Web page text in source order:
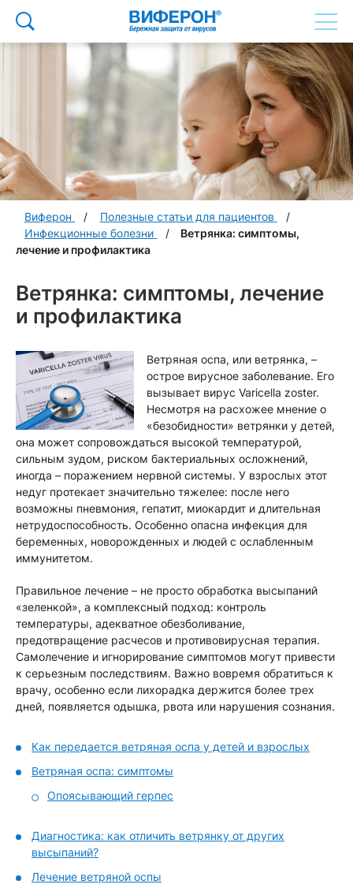
Виферон
Полезные статьи для пациентов
Инфекционные болезни
Ветрянка: симптомы,
лечение и профилактика
Ветрянка: симптомы, лечение
и профилактика
Ветряная оспа, или ветрянка, –
острое вирусное заболевание. Его
вызывает вирус Varicella zoster.
Несмотря на расхожее мнение о
«безобидности» ветрянки у детей,
она может сопровождаться высокой температурой,
сильным зудом, риском бактериальных осложнений,
иногда – поражением нервной системы. У взрослых этот
недуг протекает значительно тяжелее: после него
возможны пневмония, гепатит, миокардит и длительная
нетрудоспособность. Особенно опасна инфекция для
беременных, новорожденных и людей с ослабленным
иммунитетом.
Правильное лечение – не просто обработка высыпаний
«зеленкой», а комплексный подход: контроль
температуры, адекватное обезболивание,
предотвращение расчесов и противовирусная терапия.
Самолечение и игнорирование симптомов могут привести
к серьезным последствиям. Важно вовремя обратиться к
врачу, особенно если лихорадка держится более трех
дней, появляется одышка, рвота или нарушения сознания.
Как передается ветряная оспа у детей и взрослых
Ветряная оспа: симптомы
Опоясывающий герпес
Диагностика: как отличить ветрянку от других
высыпаний?
Лечение ветряной оспы